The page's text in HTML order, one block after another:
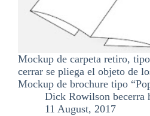
Mockup de carpeta retiro,
cerrar se pliega el objeto de
Mockup de brochure tipo
Dick Rowilson becerra
11 August, 2017